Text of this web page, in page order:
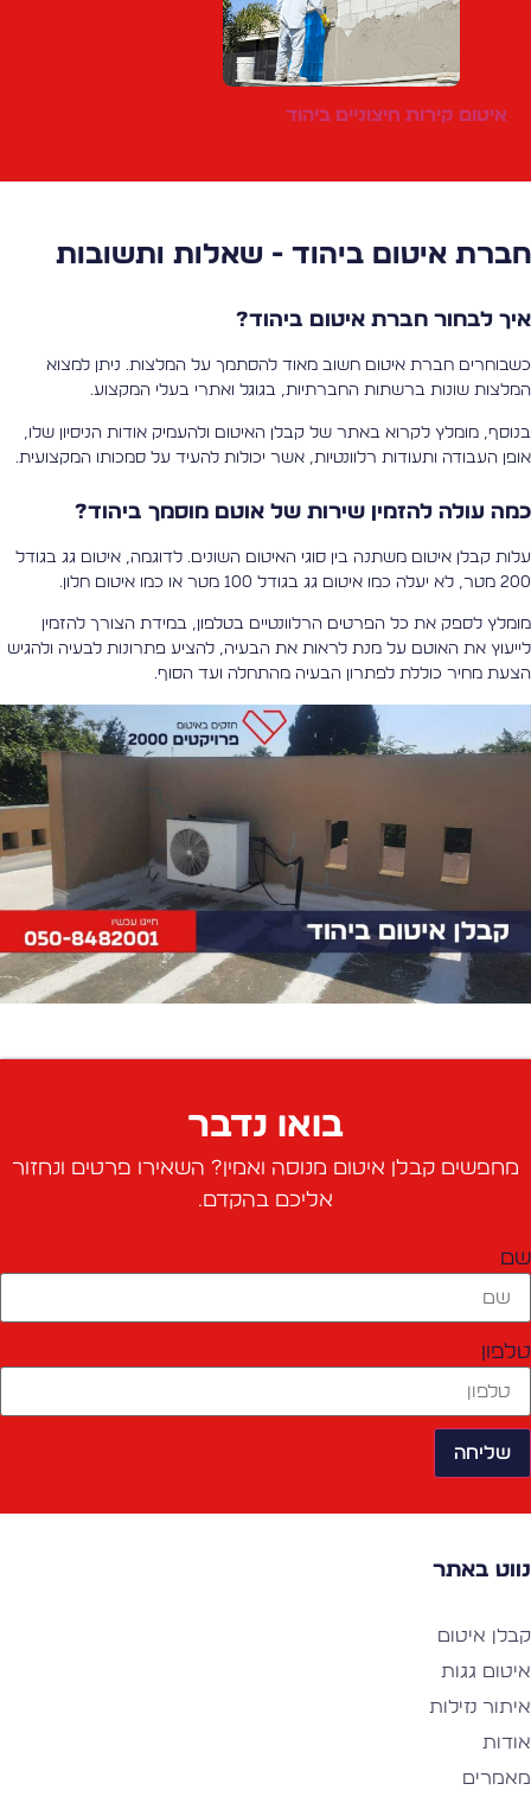
איטום קירות חיצוניים ביהוד
איטום ביהוד - שאלות ותשובות
לבחור חברת איטום ביהוד?
חברת איטום חשוב מאוד להסתמך על המלצות. ניתן למצוא
שונות ברשתות החברתיות, בגוגל ואתרי בעלי המקצוע.
מומלץ לקרוא באתר של קבלן האיטום ולהעמיק אודות הניסיון שלו,
העבודה ותעודות רלוונטיות, אשר יכולות להעיד על סמכותו המקצועית.
עולה להזמין שירות של אוטם מוסמך ביהוד?
קבלן איטום משתנה בין סוגי האיטום השונים. לדוגמה, איטום גג בגודל
איטום גג בגודל 100 מטר או כמו איטום חלון.
לספק את כל הפרטים הרלוונטיים בטלפון, במידת הצורך להזמין
את האוטם על מנת לראות את הבעיה, להציע פתרונות לבעיה ולהגיש
מחיר כוללת לפתרון הבעיה מהתחלה ועד הסוף.
בואו נדבר
מחפשים קבלן איטום מנוסה ואמין? השאירו פרטים ונחזור
אליכם בהקדם.
שליחה
באתר
איטום
גגות
נזילות